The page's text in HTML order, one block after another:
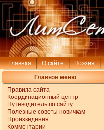
Главная О сайте Поэзия
Главное меню
Правила сайта
Координационный центр
Путеводитель по сайту
Полезные советы новичкам
Произведения
Комментарии